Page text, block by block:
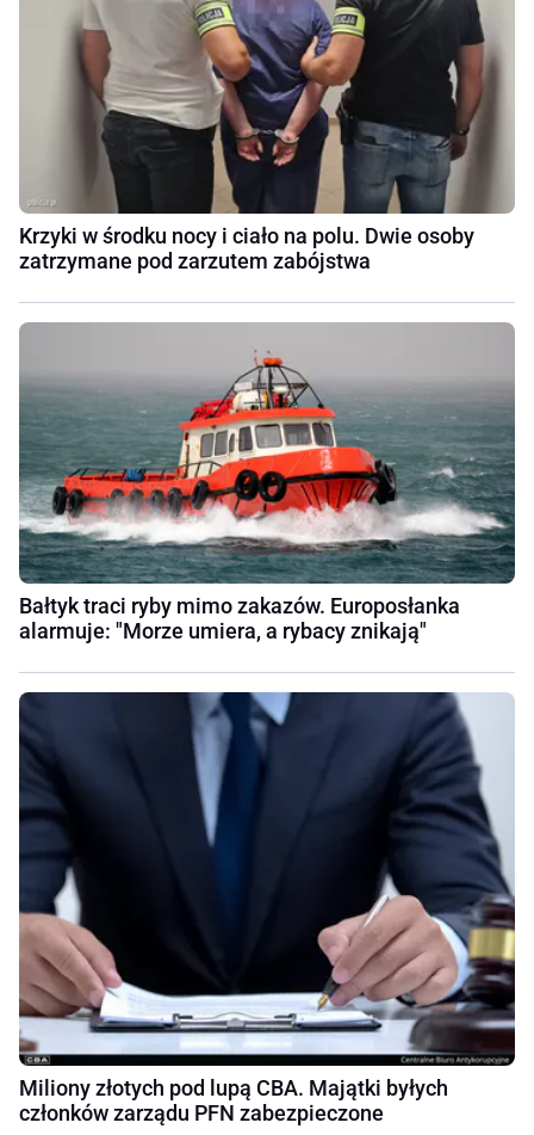
Krzyki w środku nocy i ciało na polu. Dwie osoby
zatrzymane pod zarzutem zabójstwa
Bałtyk traci ryby mimo zakazów. Europosłanka
alarmuje: "Morze umiera, a rybacy znikają"
Miliony złotych pod lupą CBA. Majątki byłych
członków zarządu PFN zabezpieczone